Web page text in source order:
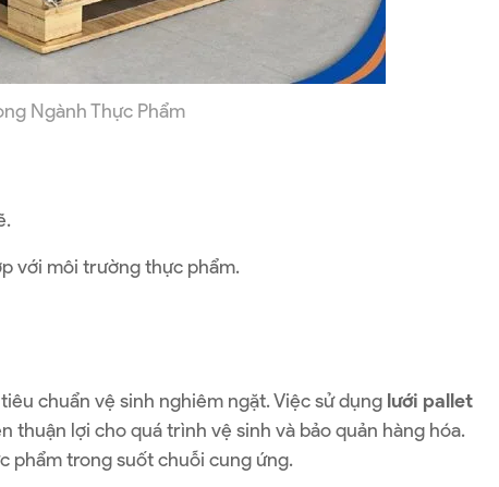
Ngành Thực Phẩm
với môi trường thực phẩm.
chuẩn vệ sinh nghiêm ngặt. Việc sử dụng lưới pallet
thuận lợi cho quá trình vệ sinh và bảo quản hàng hóa.
phẩm trong suốt chuỗi cung ứng.